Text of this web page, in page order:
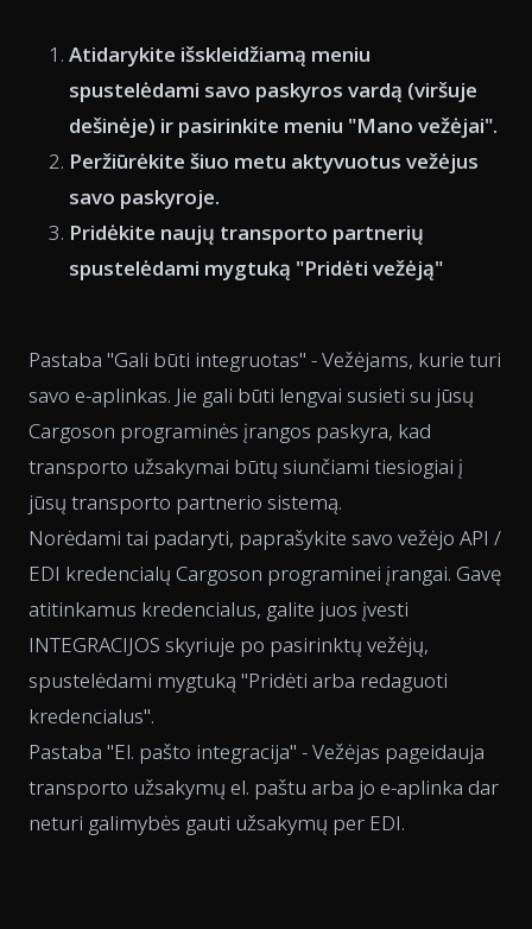
Atidarykite išskleidžiamą meniu
spustelėdami savo paskyros vardą (viršuje
dešinėje) ir pasirinkite meniu "Mano vežėjai".
Peržiūrėkite šiuo metu aktyvuotus vežėjus
savo paskyroje.
Pridėkite naujų transporto partnerių
spustelėdami mygtuką "Pridėti vežėją"
Pastaba "Gali būti integruotas" - Vežėjams, kurie turi
savo e-aplinkas. Jie gali būti lengvai susieti su jūsų
Cargoson programinės įrangos paskyra, kad
transporto užsakymai būtų siunčiami tiesiogiai į
jūsų transporto partnerio sistemą.
Norėdami tai padaryti, paprašykite savo vežėjo API /
EDI kredencialų Cargoson programinei įrangai. Gavę
atitinkamus kredencialus, galite juos įvesti
INTEGRACIJOS skyriuje po pasirinktų vežėjų,
spustelėdami mygtuką "Pridėti arba redaguoti
kredencialus".
Pastaba "El. pašto integracija" - Vežėjas pageidauja
transporto užsakymų el. paštu arba jo e-aplinka dar
neturi galimybės gauti užsakymų per EDI.